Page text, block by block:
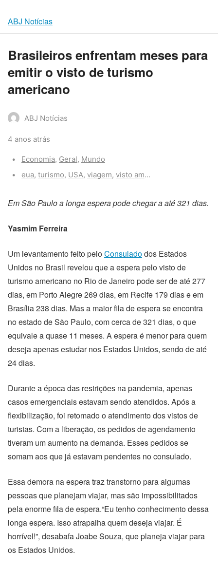
ABJ Notícias
Brasileiros enfrentam meses para
emitir o visto de turismo
americano
ABJ Notícias
4 anos atrás
Categories:
Economia, Geral, Mundo
Tags:
eua, turismo, USA, viagem, visto americano
Em São Paulo a longa espera pode chegar a até 321 dias.
Yasmim Ferreira
Um levantamento feito peloConsuladodos Estados
Unidos no Brasil revelou que a espera pelo visto de
turismo americano no Rio de Janeiro pode ser de até 277
dias, em Porto Alegre 269 dias, em Recife 179 dias e em
Brasília 238 dias. Mas a maior fila de espera se encontra
no estado de São Paulo, com cerca de 321 dias, o que
equivale a quase 11 meses. A espera é menor para quem
deseja apenas estudar nos Estados Unidos, sendo de até
24 dias.
Durante a época das restrições na pandemia, apenas
casos emergenciais estavam sendo atendidos. Após a
flexibilização, foi retomado o atendimento dos vistos de
turistas. Com a liberação, os pedidos de agendamento
tiveram um aumento na demanda. Esses pedidos se
somam aos que já estavam pendentes no consulado.
Essa demora na espera traz transtorno para algumas
pessoas que planejam viajar, mas são impossibilitados
pela enorme fila de espera.“Eu tenho conhecimento dessa
longa espera. Isso atrapalha quem deseja viajar. É
horrível!”, desabafa Joabe Souza, que planeja viajar para
os Estados Unidos.